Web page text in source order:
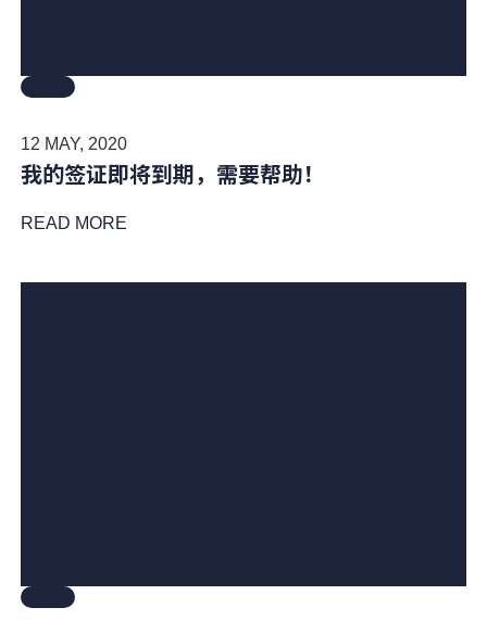
12 MAY, 2020
我的签证即将到期，需要帮助！
READ MORE